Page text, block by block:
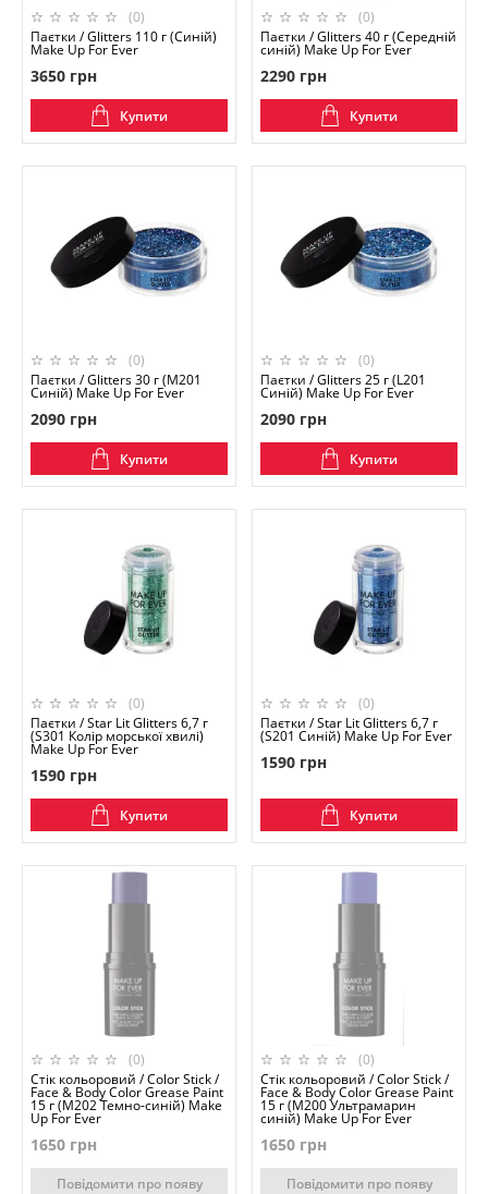
(0)
Паєтки / Glitters 110 г (Синій)
Make Up For Ever
3650 грн
Купити
(0)
Паєтки / Glitters 40 г (Середній
синій) Make Up For Ever
2290 грн
Купити
(0)
Паєтки / Glitters 30 г (M201
Синій) Make Up For Ever
2090 грн
Купити
(0)
Паєтки / Glitters 25 г (L201
Синій) Make Up For Ever
2090 грн
Купити
(0)
Паєтки / Star Lit Glitters 6,7 г
(S301 Колір морської хвилі)
Make Up For Ever
1590 грн
Купити
(0)
Паєтки / Star Lit Glitters 6,7 г
(S201 Синій) Make Up For Ever
1590 грн
Купити
(0)
Стік кольоровий / Color Stick /
Face & Body Color Grease Paint
15 г (M202 Темно-синій) Make
Up For Ever
1650 грн
Повідомити про появу
(0)
Стік кольоровий / Color Stick /
Face & Body Color Grease Paint
15 г (M200 Ультрамарин
синій) Make Up For Ever
1650 грн
Повідомити про появу